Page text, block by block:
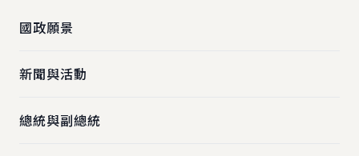
國政願景
新聞與活動
總統與副總統